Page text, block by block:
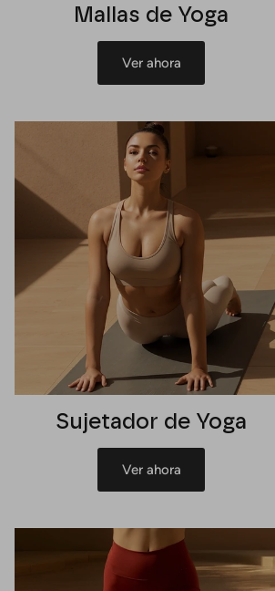
Mallas de Yoga
Ver ahora
Sujetador de Yoga
Ver ahora